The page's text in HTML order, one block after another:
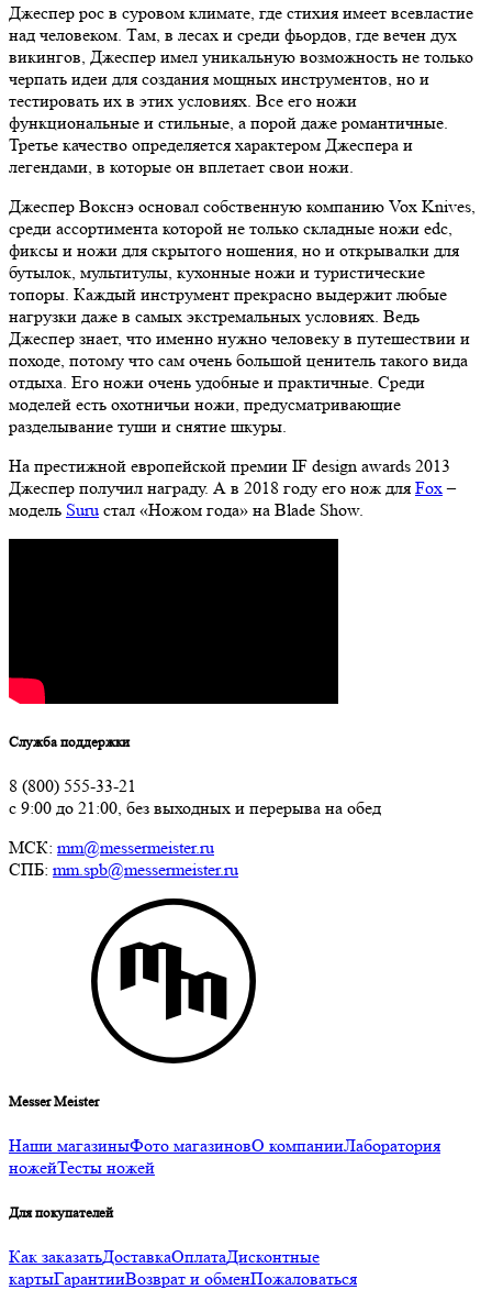
Джеспер рос в суровом климате, где стихия имеет всевластие
над человеком. Там, в лесах и среди фьордов, где вечен дух
викингов, Джеспер имел уникальную возможность не только
черпать идеи для создания мощных инструментов, но и
тестировать их в этих условиях. Все его ножи
функциональные и стильные, а порой даже романтичные.
Третье качество определяется характером Джеспера и
легендами, в которые он вплетает свои ножи.
Джеспер Вокснэ основал собственную компанию Vox Knives,
среди ассортимента которой не только складные ножи edc,
фиксы и ножи для скрытого ношения, но и открывалки для
бутылок, мультитулы, кухонные ножи и туристические
топоры. Каждый инструмент прекрасно выдержит любые
нагрузки даже в самых экстремальных условиях. Ведь
Джеспер знает, что именно нужно человеку в путешествии и
походе, потому что сам очень большой ценитель такого вида
отдыха. Его ножи очень удобные и практичные. Среди
моделей есть охотничьи ножи, предусматривающие
разделывание туши и снятие шкуры.
На престижной европейской премии IF design awards 2013
Джеспер получил награду. А в 2018 году его нож для Fox –
модель Suru стал «Ножом года» на Blade Show.
Служба поддержки
8 (800) 555-33-21
с 9:00 до 21:00, без выходных и перерыва на обед
МСК: mm@messermeister.ru
СПБ: mm.spb@messermeister.ru
Messer Meister
Наши магазиныФото магазиновО компанииЛаборатория
ножейТесты ножей
Для покупателей
Как заказатьДоставкаОплатаДисконтные
картыГарантииВозврат и обменПожаловаться